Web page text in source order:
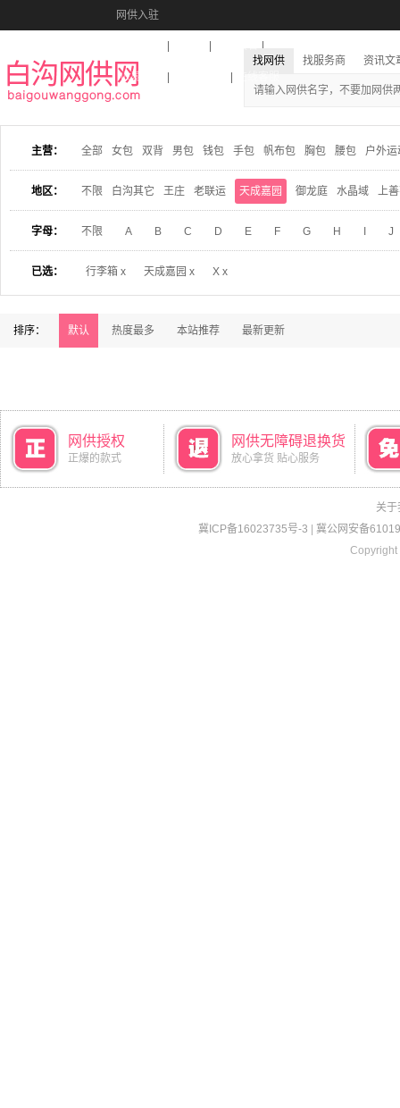
网供入驻
收藏本站
找网供 找服务商 资讯文
主营： 全部 女包 双背 男包 钱包 手包 帆布包 胸包 腰包 户外运
地区： 不限 白沟其它 王庄 老联运 天成嘉园 御龙庭 水晶域 上
字母： 不限 A B C D E F G H J
已选： 行李箱 x 天成嘉园 x X x
排序： 默认 热度最多 本站推荐 最新更新
网供授权
正爆的款式
网供无障碍退换货
放心拿货 贴心服务
关于
冀ICP备16023735号-3
冀公网安备